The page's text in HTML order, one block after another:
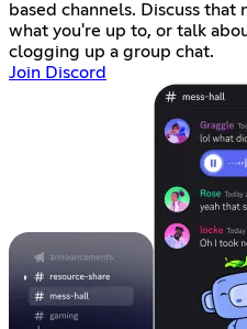
based channels. Discuss that
what you're up to, or talk
clogging up a group chat.
Join Discord